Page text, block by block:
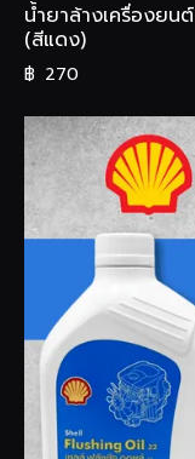
น้ำยาล้างเครื่องยน
(สีแดง)
฿ 270